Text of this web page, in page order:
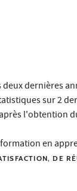
dernières
sur 2
l'obtention
en
DE